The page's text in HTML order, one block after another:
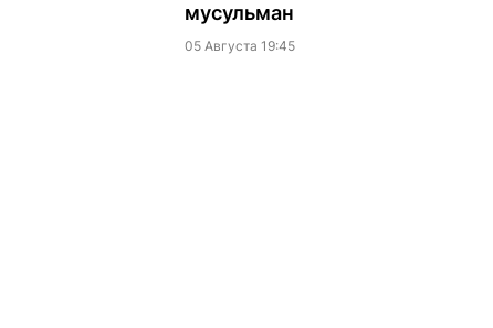
мусульман
05 Августа 19:45